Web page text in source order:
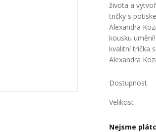
života a
tričky s
Alexandra
kousku
kvalitní trička
Alexandra
Dostupnost
Velikost
Nejsme